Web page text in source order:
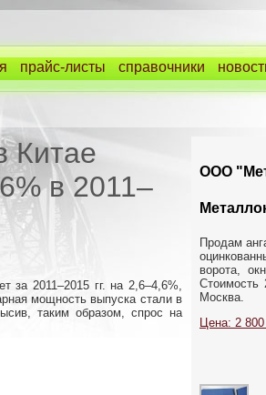
прайс-листы справочники
ООО
Продам
ворота,
Стоимость
Москва.
Цена: 2
Китае
в 2011–
за 2011–2015 гг. на 2,6–4,6%,
мощность выпуска стали в
таким образом, спрос на